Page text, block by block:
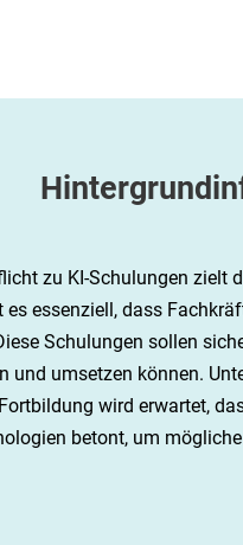
zu KI-Schulungen zielt
essenziell, dass
Schulungen sollen
und umsetzen können.
wird erwartet,
betont, um